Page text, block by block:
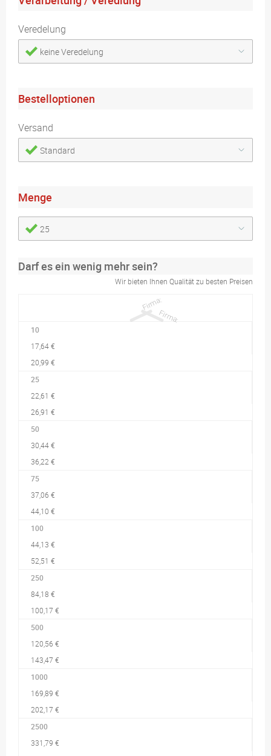
Veredelung
keine Veredelung
Bestelloptionen
Versand
Standard
Menge
25
Darf es ein wenig mehr sein?
Wir bieten Ihnen Qualität zu besten Preisen
10
17,64 €
20,99 €
25
22,61 €
26,91 €
50
30,44 €
36,22 €
75
37,06 €
44,10 €
100
44,13 €
52,51 €
250
84,18 €
100,17 €
500
120,56 €
143,47 €
1000
169,89 €
202,17 €
2500
331,79 €